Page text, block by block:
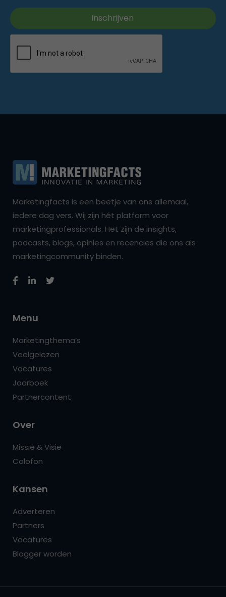
Marketingfacts is een beetje van ons allemaal,
iedere dag vers. Wij zijn hét platform voor
marketingprofessionals. Het zijn de insights,
podcasts, blogs, opinies en recencies die ons als
marketingcommunity binden.
Menu
Marketingthema’s
Veelgelezen
Vacatures
Jaarboek
Partnercontent
Over
Missie & Visie
Colofon
Kansen
Adverteren
Partners
Vacatures
Blogger worden